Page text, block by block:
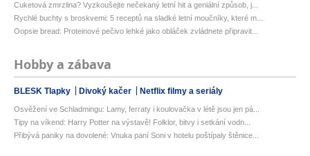
Cuketová zmrzlina? Vyzkoušejte nečekaný letní hit a geniální způsob, j...
Rychlé buchty s broskvemi: 5 receptů na sladké letní moučníky, které m...
Oopsie bread: Proteinové pečivo lehké jako obláček zvládnete připravit...
Hobby a zábava
BLESK Tlapky Divoký kačer Netflix filmy a seriály
Osvěžení ve Schladmingu: Lamy, ferraty i koulovačka v létě jsou jen pá...
Tipy na víkend: Harry Potter na výstavě! Folklor, bitvy i setkání vodn...
Přibývá paniky na dovolené: Vnuka paní Soni v hotelu poštípaly štěnice...